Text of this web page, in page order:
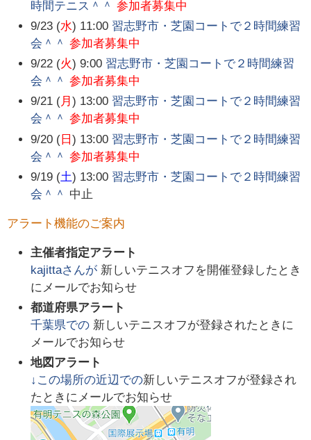
時間テニス＾＾ 参加者募集中
9/23 (水) 11:00 習志野市・芝園コートで２時間練習
会＾＾ 参加者募集中
9/22 (火) 9:00 習志野市・芝園コートで２時間練習
会＾＾ 参加者募集中
9/21 (月) 13:00 習志野市・芝園コートで２時間練習
会＾＾ 参加者募集中
9/20 ( 日) 13:00 習志野市・芝園コートで２時間練習
会＾＾ 参加者募集中
9/19 (土) 13:00 習志野市・芝園コートで２時間練習
会＾＾ 中止
アラート機能のご案内
主催者指定アラート
kajittaさんが 新しいテニスオフを開催登録したとき
にメールでお知らせ
都道府県アラート
千葉県での 新しいテニスオフが登録されたときに
メールでお知らせ
地図アラート
↓この場所の近辺での新しいテニスオフが登録され
たときにメールでお知らせ